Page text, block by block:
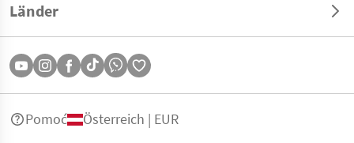
Länder
Pomoć Österreich | EUR